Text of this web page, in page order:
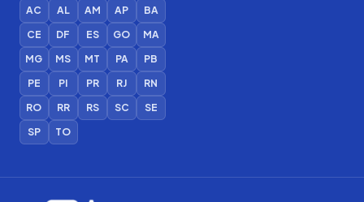
AC AL AM AP
BA
CE
DF ES GO
MA
MG
MS MT PA
PB
PE
PI PR RJ
RN
RO
RR RS SC
SE
SP
TO